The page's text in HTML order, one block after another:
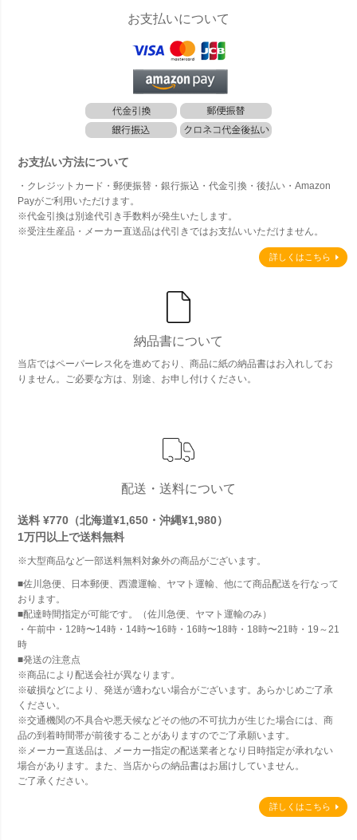
お支払いについて
お支払い方法について
・クレジットカード・郵便振替・銀行振込・代金引換・後払い・Amazon
Payがご利用いただけます。
※代金引換は別途代引き手数料が発生いたします。
※受注生産品・メーカー直送品は代引きではお支払いいただけません。
詳しくはこちら
納品書について
当店ではペーパーレス化を進めており、商品に紙の納品書はお入れしてお
りません。ご必要な方は、別途、お申し付けください。
配送・送料について
送料 ¥770（北海道¥1,650・沖縄¥1,980）
1万円以上で送料無料
※大型商品など一部送料無料対象外の商品がございます。
■佐川急便、日本郵便、西濃運輸、ヤマト運輸、他にて商品配送を行なって
おります。
■配達時間指定が可能です。（佐川急便、ヤマト運輸のみ）
・午前中・12時〜14時・14時〜16時・16時〜18時・18時〜21時・19～21
時
■発送の注意点
※商品により配送会社が異なります。
※破損などにより、発送が適わない場合がございます。あらかじめご了承
ください。
※交通機関の不具合や悪天候などその他の不可抗力が生じた場合には、商
品の到着時間帯が前後することがありますのでご了承願います。
※メーカー直送品は、メーカー指定の配送業者となり日時指定が承れない
場合があります。また、当店からの納品書はお届けしていません。
ご了承ください。
詳しくはこちら